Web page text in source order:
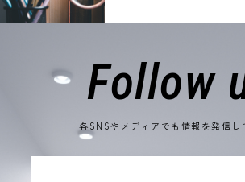
Follow
各SNSやメディアでも情報を発信し